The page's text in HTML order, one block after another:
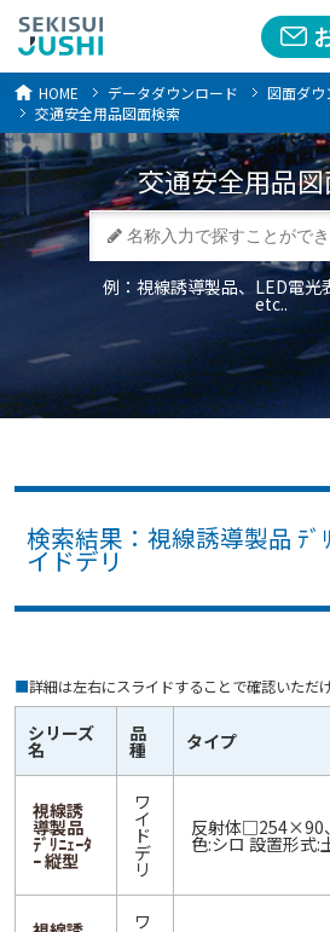
メニュー
メニュー
HOME データダウンロード
図面ダウ
交通安全用品図面検索
交通安全用品
例：視線誘導製品、LED電光
etc..
検索結果：視線誘導製品 ﾃﾞ
イドデリ
■詳細は左右にスライドすることで確認いただ
シリーズ
名
品
種 タイプ
視線誘
導製品
ﾃﾞﾘﾆｪｰﾀ
ｰ 縦型
ワ
イ
ド
デ
リ
反射体□254×90
色:シロ 設置形式
ワ